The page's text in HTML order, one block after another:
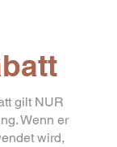
gilt NUR
Wenn er
wird,